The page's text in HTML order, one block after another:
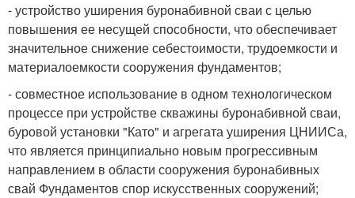
- устройство уширения буронабивной сваи с целью
повышения ее несущей способности, что обеспечивает
значительное снижение себестоимости, трудоемкости и
материалоемкости сооружения фундаментов;
- совместное использование в одном технологическом
процессе при устройстве скважины буронабивной сваи,
буровой установки "Като" и агрегата уширения ЦНИИСа,
что является принципиально новым прогрессивным
направлением в области сооружения буронабивных
свай Фундаментов спор искусственных сооружений;